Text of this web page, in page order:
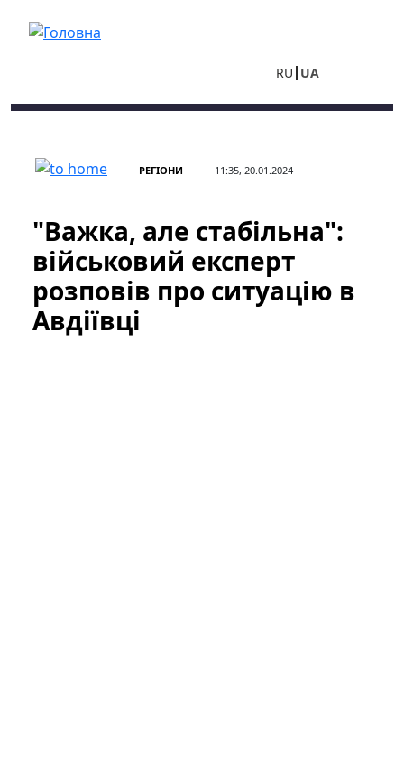
RU UA
РЕГІОНИ 11:35, 20.01.2024
"Важка, але стабільна":
військовий експерт
розповів про ситуацію в
Авдіївці